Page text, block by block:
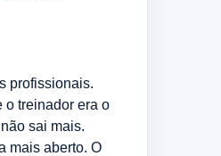
profissionais.
o treinador era o
sai mais.
mais aberto. O